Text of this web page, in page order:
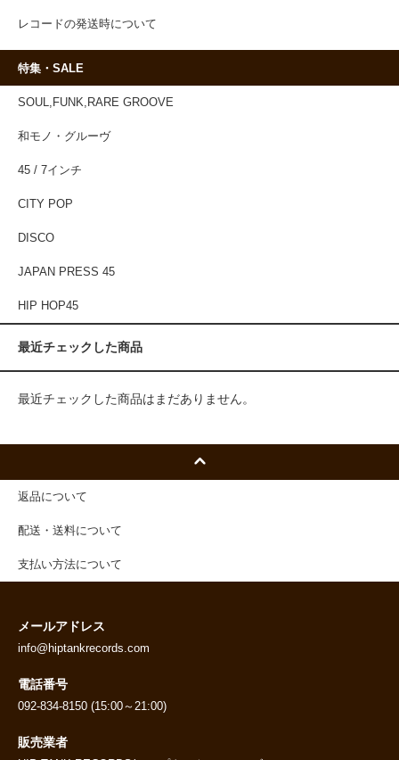
レコードの発送時について
特集・SALE
SOUL,FUNK,RARE GROOVE
和モノ・グルーヴ
45 / 7インチ
CITY POP
DISCO
JAPAN PRESS 45
HIP HOP45
最近チェックした商品
最近チェックした商品はまだありません。
返品について
配送・送料について
支払い方法について
メールアドレス
info@hiptankrecords.com
電話番号
092-834-8150 (15:00～21:00)
販売業者